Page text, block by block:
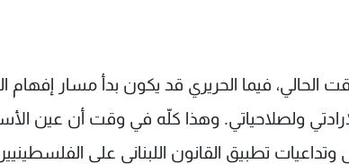
فيما الحريري قد يكون بدأ مسار إفهام
ولصلاحياتي. وهذا كلّه في وقت أن عين
تطبيق القانون اللبناني على